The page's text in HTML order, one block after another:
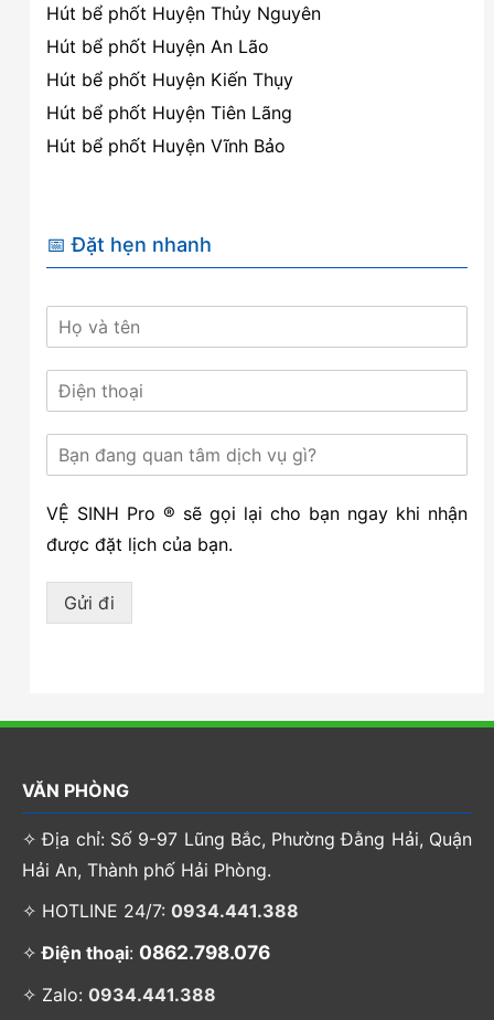
Hút bể phốt Huyện Thủy Nguyên
Hút bể phốt Huyện An Lão
Hút bể phốt Huyện Kiến Thụy
Hút bể phốt Huyện Tiên Lãng
Hút bể phốt Huyện Vĩnh Bảo
📅 Đặt hẹn nhanh
VỆ SINH Pro ® sẽ gọi lại cho bạn ngay khi nhận
được đặt lịch của bạn.
Gửi đi
VĂN PHÒNG
✧ Địa chỉ: Số 9-97 Lũng Bắc, Phường Đằng Hải, Quận
Hải An, Thành phố Hải Phòng.
✧ HOTLINE 24/7: 0934.441.388
✧Điện thoại: 0862.798.076
✧ Zalo: 0934.441.388